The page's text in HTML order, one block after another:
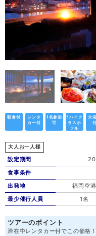
朝食付
レンタ
カー付
1名参加
可
*ハイク
ラスホ
テル
大
付
大人お一人様
設定期間
食事条件
出発地
福岡空港
最少催行人員
1名
ツアーのポイント
滞在中レンタカー付でこの価格